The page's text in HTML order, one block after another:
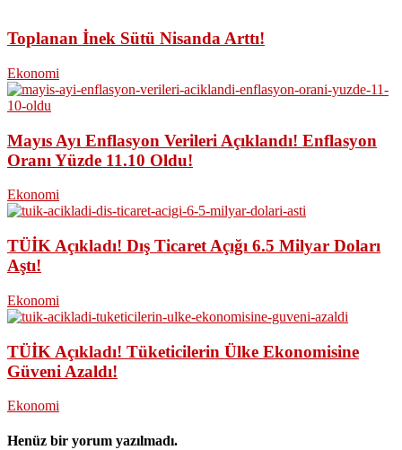
Toplanan İnek Sütü Nisanda Arttı!
Ekonomi
Mayıs Ayı Enflasyon Verileri Açıklandı! Enflasyon
Oranı Yüzde 11.10 Oldu!
Ekonomi
TÜİK Açıkladı! Dış Ticaret Açığı 6.5 Milyar Doları
Aştı!
Ekonomi
TÜİK Açıkladı! Tüketicilerin Ülke Ekonomisine
Güveni Azaldı!
Ekonomi
Henüz bir yorum yazılmadı.